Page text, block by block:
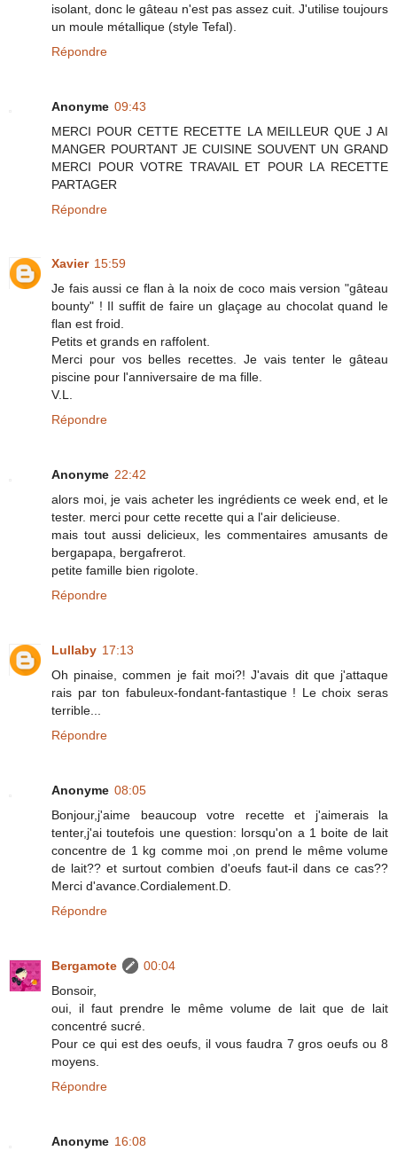
isolant, donc le gâteau n'est pas assez cuit. J'utilise toujours
un moule métallique (style Tefal).
Répondre
Anonyme 09:43
MERCI POUR CETTE RECETTE LA MEILLEUR QUE J AI
MANGER POURTANT JE CUISINE SOUVENT UN GRAND
MERCI POUR VOTRE TRAVAIL ET POUR LA RECETTE
PARTAGER
Répondre
Xavier 15:59
Je fais aussi ce flan à la noix de coco mais version "gâteau
bounty" ! Il suffit de faire un glaçage au chocolat quand le
flan est froid.
Petits et grands en raffolent.
Merci pour vos belles recettes. Je vais tenter le gâteau
piscine pour l'anniversaire de ma fille.
V.L.
Répondre
Anonyme 22:42
alors moi, je vais acheter les ingrédients ce week end, et le
tester. merci pour cette recette qui a l'air delicieuse.
mais tout aussi delicieux, les commentaires amusants de
bergapapa, bergafrerot.
petite famille bien rigolote.
Répondre
Lullaby 17:13
Oh pinaise, commen je fait moi?! J'avais dit que j'attaque
rais par ton fabuleux-fondant-fantastique ! Le choix seras
terrible...
Répondre
Anonyme 08:05
Bonjour,j'aime beaucoup votre recette et j'aimerais la
tenter,j'ai toutefois une question: lorsqu'on a 1 boite de lait
concentre de 1 kg comme moi ,on prend le même volume
de lait?? et surtout combien d'oeufs faut-il dans ce cas??
Merci d'avance.Cordialement.D.
Répondre
Bergamote
00:04
Bonsoir,
oui, il faut prendre le même volume de lait que de lait
concentré sucré.
Pour ce qui est des oeufs, il vous faudra 7 gros oeufs ou 8
moyens.
Répondre
Anonyme 16:08